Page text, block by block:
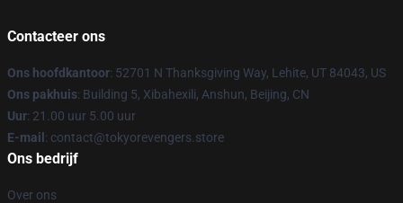
Contacteer ons
Ons hoofdkantoor: 52701 N Thanksgiving Way, Lehite, UT 84043, US
Ons pakhuis: Building 5, Xibahexili, Anshun, Beijing, CN
Uur: 21.00 uur 5.00 uur
E-mail: contact@tokyorevengers.store
Ons bedrijf
Over ons